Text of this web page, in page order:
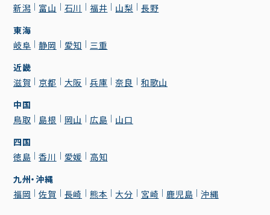
新潟
富山 石川 福井 山梨
長野
東海
岐阜
静岡 愛知
三重
近畿
滋賀
京都 大阪 兵庫 奈良
和歌山
中国
鳥取
島根 岡山 広島
山口
四国
徳島
香川 愛媛
高知
九州・沖縄
福岡
佐賀 長崎 熊本 大分 宮崎 鹿児島 沖縄